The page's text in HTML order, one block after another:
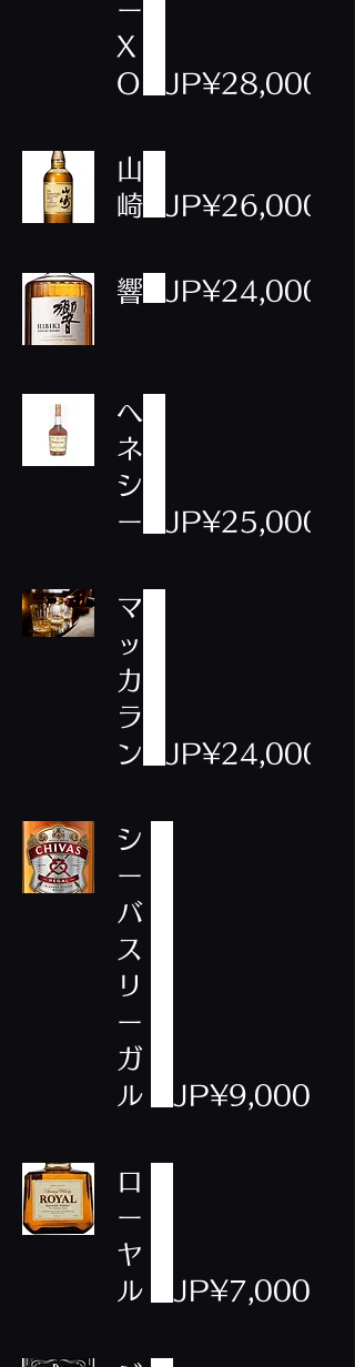
ー
X
O
JP¥28,000
山
崎
JP¥26,000
響 JP¥24,000
ヘ
ネ
シ
ー
JP¥25,000
マ
ッ
カ
ラ
ン
JP¥24,000
シ
ー
バ
ス
リ
ー
ガ
ル
JP¥9,000
ロ
ー
ヤ
ル
JP¥7,000